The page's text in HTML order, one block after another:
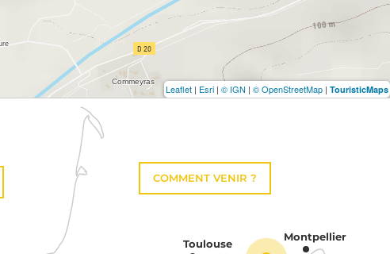
Leaflet | Esri | © IGN | © OpenStreetMap | TouristicMaps
COMMENT VENIR ?
Toulouse
Montpellier